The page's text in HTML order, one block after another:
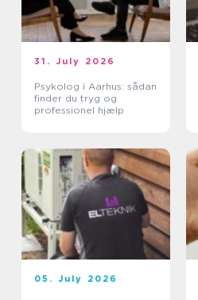
31. July 2026
Psykolog i Aarhus: sådan
finder du tryg og
professionel hjælp
05. July 2026